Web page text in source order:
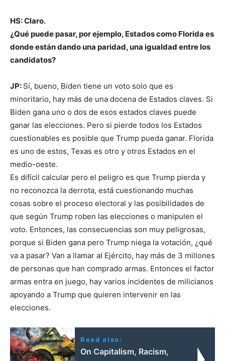
HS: Claro.
¿Qué puede pasar, por ejemplo, Estados como Florida es
donde están dando una paridad, una igualdad entre los
candidatos?
JP: Sí, bueno, Biden tiene un voto solo que es
minoritario, hay más de una docena de Estados claves. Si
Biden gana uno o dos de esos estados claves puede
ganar las elecciones. Pero si pierde todos los Estados
cuestionables es posible que Trump pueda ganar. Florida
es uno de estos, Texas es otro y otros Estados en el
medio-oeste.
Es difícil calcular pero el peligro es que Trump pierda y
no reconozca la derrota, está cuestionando muchas
cosas sobre el proceso electoral y las posibilidades de
que según Trump roben las elecciones o manipulen el
voto. Entonces, las consecuencias son muy peligrosas,
porque si Biden gana pero Trump niega la votación, ¿qué
va a pasar? Van a llamar al Ejército, hay más de 3 millones
de personas que han comprado armas. Entonces el factor
armas entra en juego, hay varios incidentes de milicianos
apoyando a Trump que quieren intervenir en las
elecciones.
Read also:
On Capitalism, Racism,